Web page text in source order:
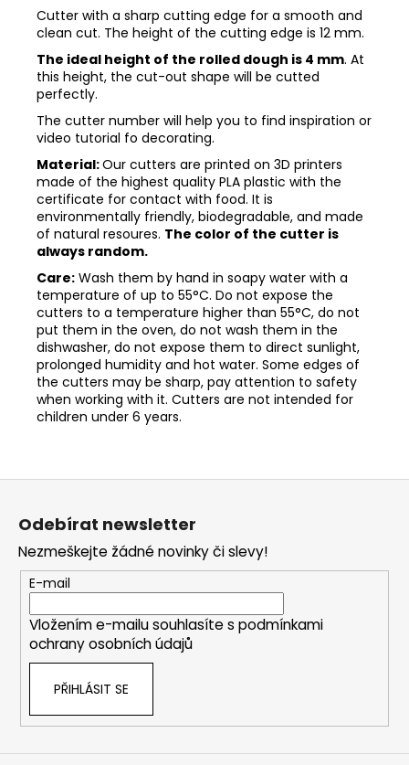
Cutter with a sharp cutting edge for a smooth and
clean cut. The height of the cutting edge is 12 mm.
The ideal height of the rolled dough is 4 mm. At
this height, the cut-out shape will be cutted
perfectly.
The cutter number will help you to find inspiration or
video tutorial fo decorating.
Material:Our cutters are printed on 3D printers
made of the highest quality PLA plastic with the
certificate for contact with food. It is
environmentally friendly, biodegradable, and made
of natural resoures. The color of the cutter is
always random.
Care: Wash them by hand in soapy water with a
temperature of up to 55°C. Do not expose the
cutters to a temperature higher than 55°C, do not
put them in the oven, do not wash them in the
dishwasher, do not expose them to direct sunlight,
prolonged humidity and hot water. Some edges of
the cutters may be sharp, pay attention to safety
when working with it. Cutters are not intended for
children under 6 years.
Z
Odebírat newsletter
Nezmeškejte žádné novinky či slevy!
E-mail
Vložením e-mailu souhlasíte s podmínkami
ochrany osobních údajů
PŘIHLÁSIT SE